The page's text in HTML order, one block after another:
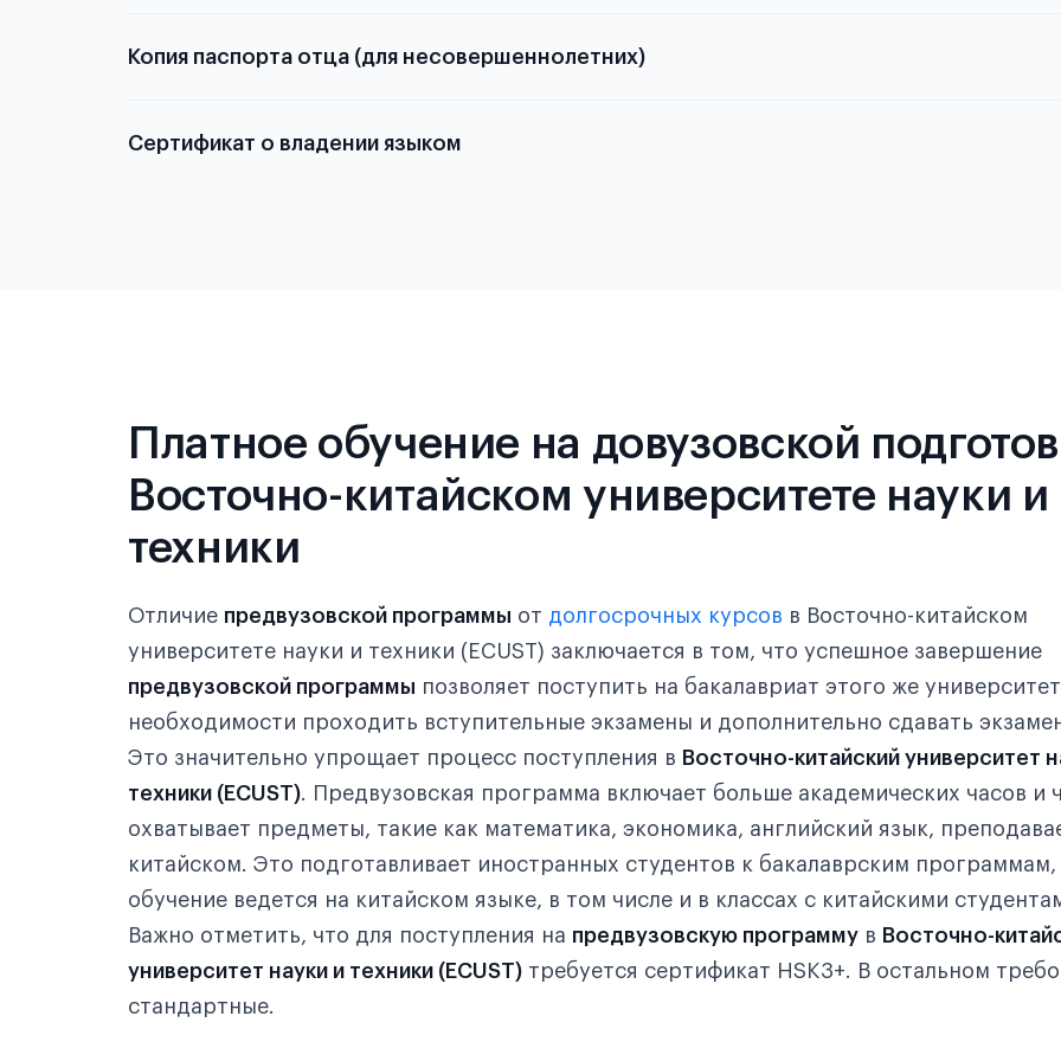
Подробнее о требованиях и условиях выезда
Копия паспорта отца (для несовершеннолетних)
Подробнее о требованиях и условиях выезда
Сертификат о владении языком
Платное обучение на довузовской
Восточно-китайском университете науки и
техники
Отличие предвузовской программы от долгосрочных курсов в Восточно-китайском
университете науки и техники (ECUST) заключается в том, что успешное завершение
предвузовской программы позволяет поступить на бакалавриат этого же
необходимости проходить вступительные экзамены и дополнительно сдавать
Это значительно упрощает процесс поступления в Восточно-китайский университет
техники (ECUST). Предвузовская программа включает больше академических часов и
охватывает предметы, такие как математика, экономика, английский язык,
китайском. Это подготавливает иностранных студентов к бакалаврским программам,
обучение ведется на китайском языке, в том числе и в классах с китайскими
Важно отметить, что для поступления на предвузовскую программу в Восточно-
университет науки и техники (ECUST) требуется сертификат HSK3+. В остальном
стандартные.